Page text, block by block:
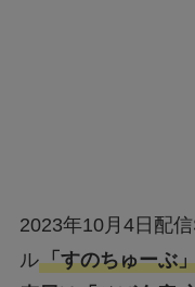
2023年10月4日配
ル「すのちゅーぶ